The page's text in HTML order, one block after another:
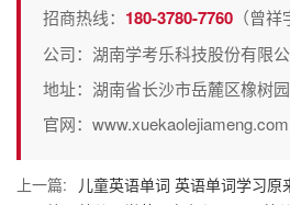
招商热线： 180-3780-7760 （曾祥
公司：湖南学考乐科技股份有限
地址：湖南省长沙市岳麓区橡树
官网：www.xuekaolejiameng.com
上一篇:
儿童英语单词 英语单词学习原